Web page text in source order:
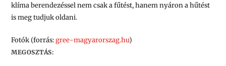
klíma berendezéssel nem csak a fűtést, hanem nyáron a hűtést
is meg tudjuk oldani.
Fotók (forrás:gree-magyarorszag.hu)
MEGOSZTÁS: